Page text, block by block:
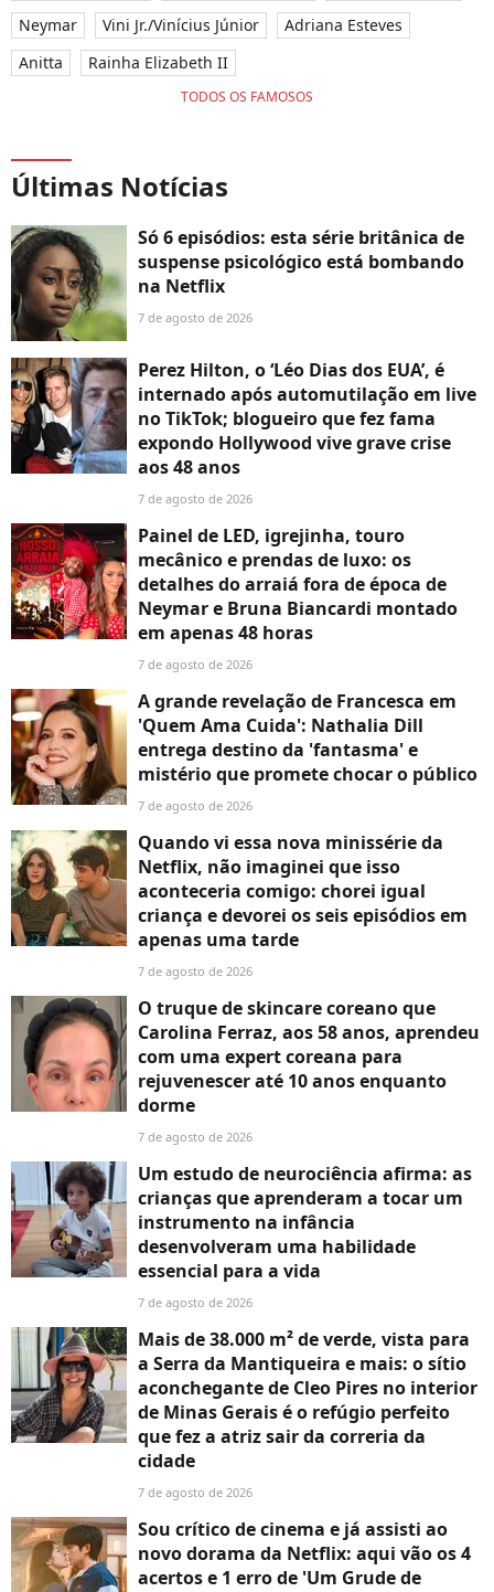
Neymar
Vini Jr./Vinícius Júnior
Adriana Esteves
Anitta
Rainha Elizabeth II
TODOS OS FAMOSOS
Últimas Notícias
Só 6 episódios: esta série britânica de
suspense psicológico está bombando
na Netflix
7 de agosto de 2026
Perez Hilton, o ‘Léo Dias dos EUA’, é
internado após automutilação em live
no TikTok; blogueiro que fez fama
expondo Hollywood vive grave crise
aos 48 anos
7 de agosto de 2026
Painel de LED, igrejinha, touro
mecânico e prendas de luxo: os
detalhes do arraiá fora de época de
Neymar e Bruna Biancardi montado
em apenas 48 horas
7 de agosto de 2026
A grande revelação de Francesca em
'Quem Ama Cuida': Nathalia Dill
entrega destino da 'fantasma' e
mistério que promete chocar o público
7 de agosto de 2026
Quando vi essa nova minissérie da
Netflix, não imaginei que isso
aconteceria comigo: chorei igual
criança e devorei os seis episódios em
apenas uma tarde
7 de agosto de 2026
O truque de skincare coreano que
Carolina Ferraz, aos 58 anos, aprendeu
com uma expert coreana para
rejuvenescer até 10 anos enquanto
dorme
7 de agosto de 2026
Um estudo de neurociência afirma: as
crianças que aprenderam a tocar um
instrumento na infância
desenvolveram uma habilidade
essencial para a vida
7 de agosto de 2026
Mais de 38.000 m² de verde, vista para
a Serra da Mantiqueira e mais: o sítio
aconchegante de Cleo Pires no interior
de Minas Gerais é o refúgio perfeito
que fez a atriz sair da correria da
cidade
7 de agosto de 2026
Sou crítico de cinema e já assisti ao
novo dorama da Netflix: aqui vão os 4
acertos e 1 erro de 'Um Grude de